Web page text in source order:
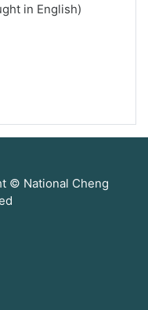
in English)
© National Cheng